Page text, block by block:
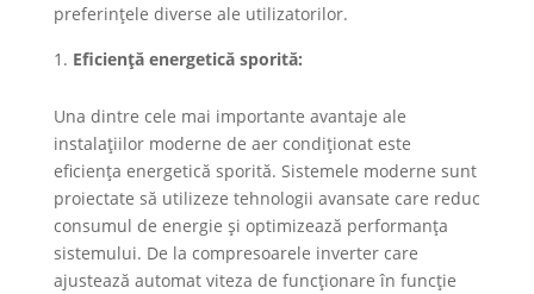
preferințele diverse ale utilizatorilor.
Eficiență energetică sporită:
Una dintre cele mai importante avantaje ale
instalațiilor moderne de aer condiționat este
eficiența energetică sporită. Sistemele moderne sunt
proiectate să utilizeze tehnologii avansate care reduc
consumul de energie și optimizează performanța
sistemului. De la compresoarele inverter care
ajustează automat viteza de funcționare în funcție